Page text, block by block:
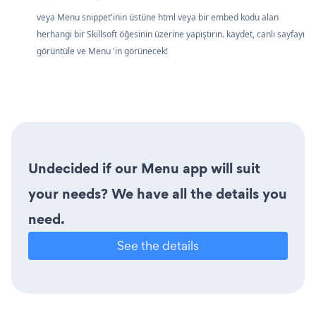
veya Menu snippet'inin üstüne html veya bir embed kodu alan
herhangi bir Skillsoft öğesinin üzerine yapıştırın. kaydet, canlı sayfayı
görüntüle ve Menu 'in görünecek!
Undecided if our Menu app will suit
your needs? We have all the details you
need.
See the details